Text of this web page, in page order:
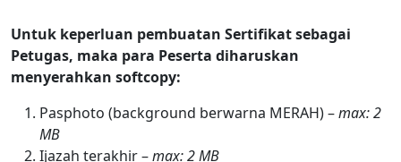
Untuk keperluan pembuatan Sertifikat sebagai
Petugas, maka para Peserta diharuskan
menyerahkan softcopy:
Pasphoto (background berwarna MERAH) –max: 2
MB
Ijazah terakhir –max: 2 MB